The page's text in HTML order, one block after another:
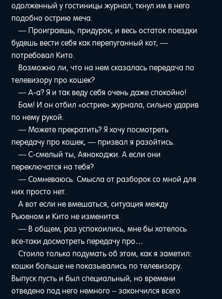
одолженный у гостиницы журнал, ткнул им в него
подобно острию меча.
— Проиграешь, придурок, и весь остаток поездки
будешь вести себя как перепуганный кот, —
потребовал Кито.
Возможно ли, что на нем сказалась передача по
телевизору про кошек?
— А-а? Я и так веду себя очень даже спокойно!
Бам! И он отбил «острие» журнала, сильно ударив
по нему рукой.
— Можете прекратить? Я хочу посмотреть
передачу про кошек, — призвал я разойтись.
— С-смелый ты, Аянокоджи. А если они
переключатся на тебя?
— Сомневаюсь. Смысла от разборок со мной для
них просто нет.
А вот если не вмешаться, ситуация между
Рьюеном и Кито не изменится.
— В общем, раз успокоились, мне бы хотелось
все-таки досмотреть передачу про…
Стоило только подумать об этом, как я заметил:
кошки больше не показывались по телевизору.
Выпуск пусть и был специальный, но времени
отведено под него немного – закончился всего